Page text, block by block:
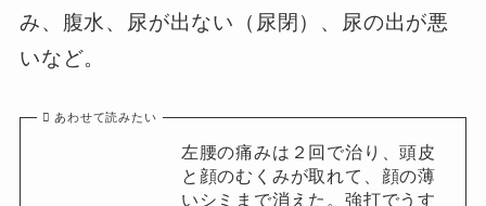
み、腹水、尿が出ない（尿閉）、尿の出が悪
いなど。
あわせて読みたい
左腰の痛みは２回で治り、頭皮
と顔のむくみが取れて、顔の薄
いシミまで消えた。強打でうす